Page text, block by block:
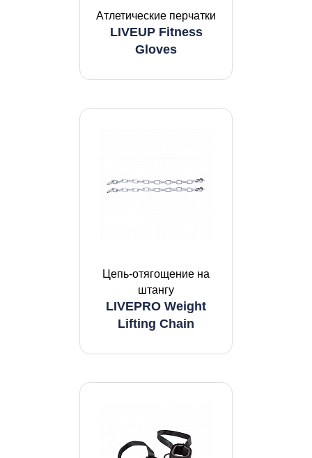
Атлетические перчатки
LIVEUP Fitness
Gloves
Цепь-отягощение на
штангу
LIVEPRO Weight
Lifting Chain